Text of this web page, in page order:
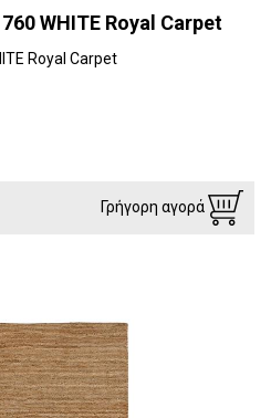
WHITE Royal Carpet
Royal Carpet
Γρήγορη αγορά